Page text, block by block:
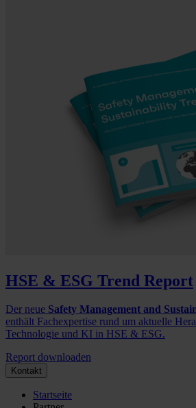
HSE & ESG Trend Report
Der neue Safety Management and
enthält Fachexpertise rund um aktuelle
Technologie und KI in HSE & ESG.
Report downloaden
Kontakt
Startseite